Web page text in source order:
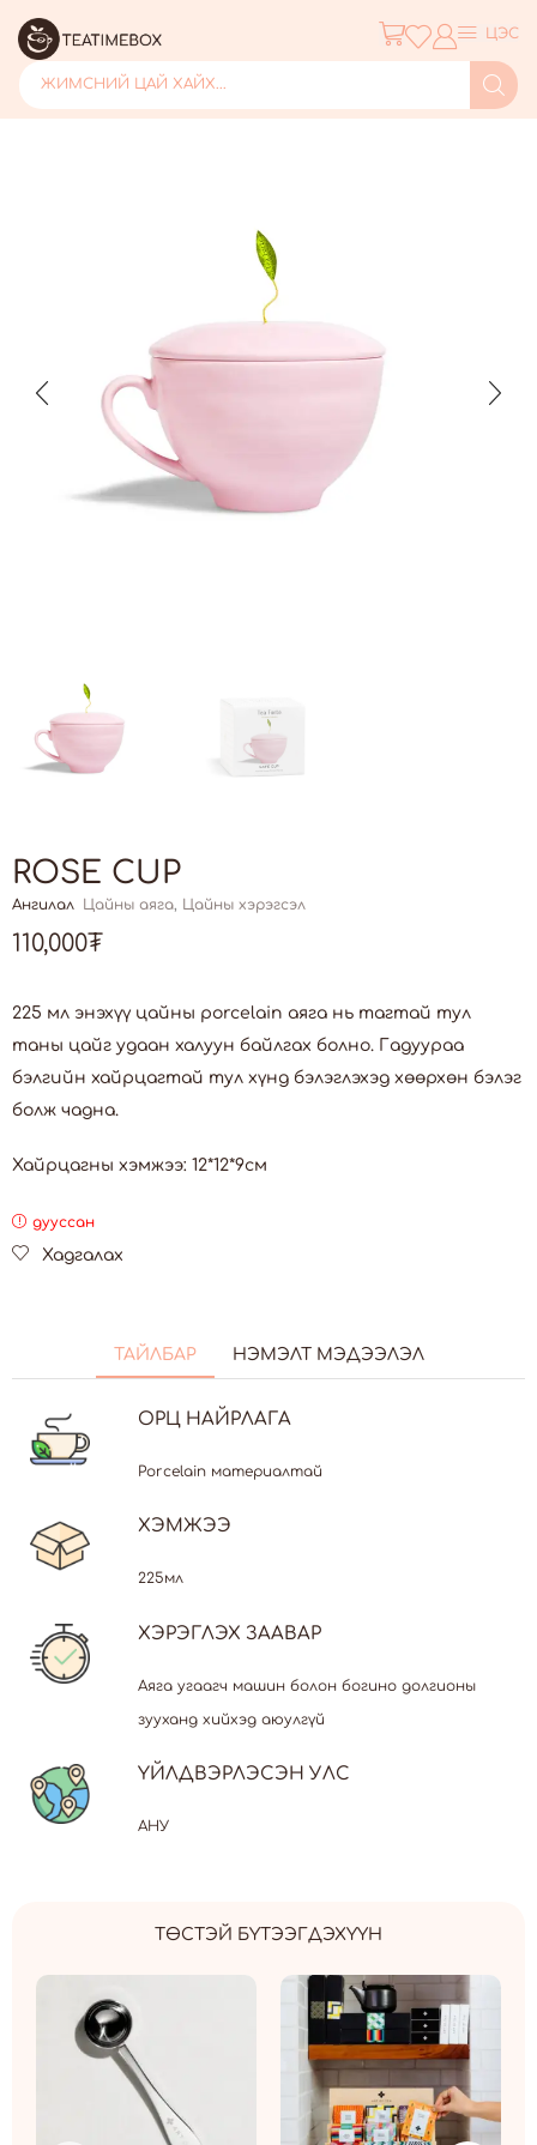
ЖИМСНИЙ ЦАЙ ХАЙХ...
ЦЭС
ROSE CUP
Ангилал Цайны аяга, Цайны хэрэгсэл
110,000₮
225 мл энэхүү цайны porcelain аяга нь тагтай тул
таны цайг удаан халуун байлгах болно. Гадуураа
бэлгийн хайрцагтай тул хүнд бэлэглэхэд хөөрхөн бэлэг
болж чадна.
Хайрцагны хэмжээ: 12*12*9см
дууссан
Хадгалах
ТАЙЛБАР НЭМЭЛТ МЭДЭЭЛЭЛ
ОРЦ НАЙРЛАГА
Porcelain материалтай
ХЭМЖЭЭ
225мл
ХЭРЭГЛЭХ ЗААВАР
Аяга угаагч машин болон богино долгионы
зууханд хийхэд аюулгүй
ҮЙЛДВЭРЛЭСЭН УЛС
АНУ
ТӨСТЭЙ БҮТЭЭГДЭХҮҮН